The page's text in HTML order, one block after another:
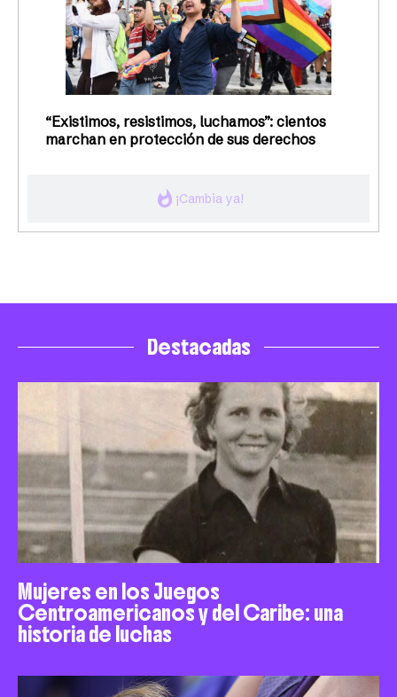
whatshot ¡Cambia ya!
“Existimos, resistimos, luchamos”: cientos
marchan en protección de sus derechos
Destacadas
Mujeres en los Juegos
Centroamericanos y del Caribe: una
historia de luchas